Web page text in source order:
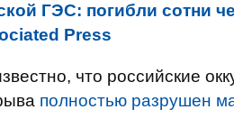
ГЭС: погибли сотни
Press
что российские
полностью разрушен